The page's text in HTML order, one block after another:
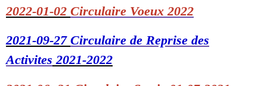
2022-01-02 Circulaire Voeux 2022
2021-09-27 Circulaire de Reprise des
Activites 2021-2022